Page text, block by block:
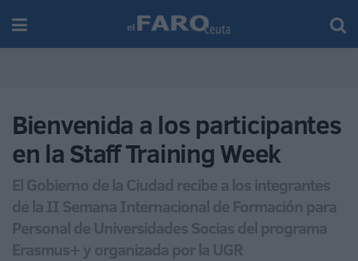
Bienvenida a los participantes
en la Staff Training Week
El Gobierno de la Ciudad recibe a los integrantes
de la II Semana Internacional de Formación para
Personal de Universidades Socias del programa
Erasmus+ y organizada por la UGR